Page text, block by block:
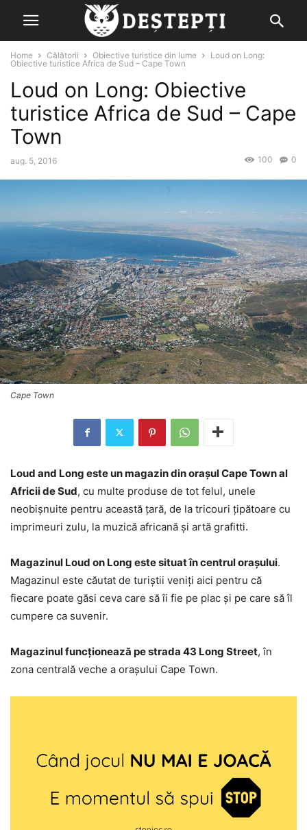
Home Călătorii Obiective turistice din lume
Loud on Long:
Obiective turistice Africa de Sud – Cape Town
Loud on Long: Obiective
turistice Africa de Sud – Cape
Town
aug. 5, 2016 0
100
Cape Town
Loud and Long este un magazin din orașul Cape Town al
Africii de Sud, cu multe produse de tot felul, unele
neobișnuite pentru această țară, de la tricouri țipătoare cu
imprimeuri zulu, la muzică africană și artă grafitti.
Magazinul Loud on Long este situat în centrul orașului.
Magazinul este căutat de turiștii veniți aici pentru că
fiecare poate găsi ceva care să îi fie pe plac și pe care să îl
cumpere ca suvenir.
Magazinul funcționează pe strada 43 Long Street, în
zona centrală veche a orașului Cape Town.